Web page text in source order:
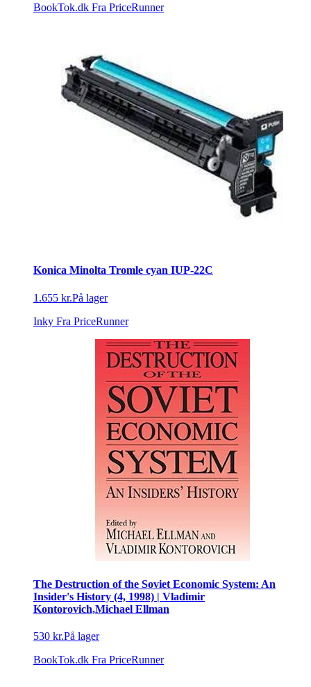
BookTok.dk Fra PriceRunner
Konica Minolta Tromle cyan IUP-22C
1.655 kr.På lager
Inky Fra PriceRunner
The Destruction of the Soviet Economic System: An
Insider's History (4, 1998) | Vladimir
Kontorovich,Michael Ellman
530 kr.På lager
BookTok.dk Fra PriceRunner